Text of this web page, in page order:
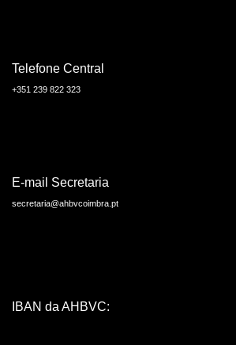
Telefone Central
+351 239 822 323
E-mail Secretaria
secretaria@ahbvcoimbra.pt
IBAN da AHBVC: